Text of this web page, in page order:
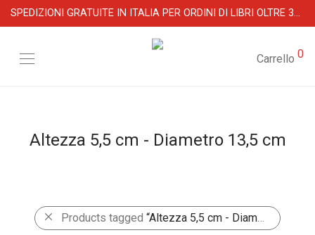
SPEDIZIONI GRATUITE IN ITALIA PER ORDINI DI LIBRI OLTRE 39 €
Carrello 0
Altezza 5,5 cm - Diametro 13,5 cm
Products tagged “Altezza 5,5 cm - Diametro 13,5 cm”